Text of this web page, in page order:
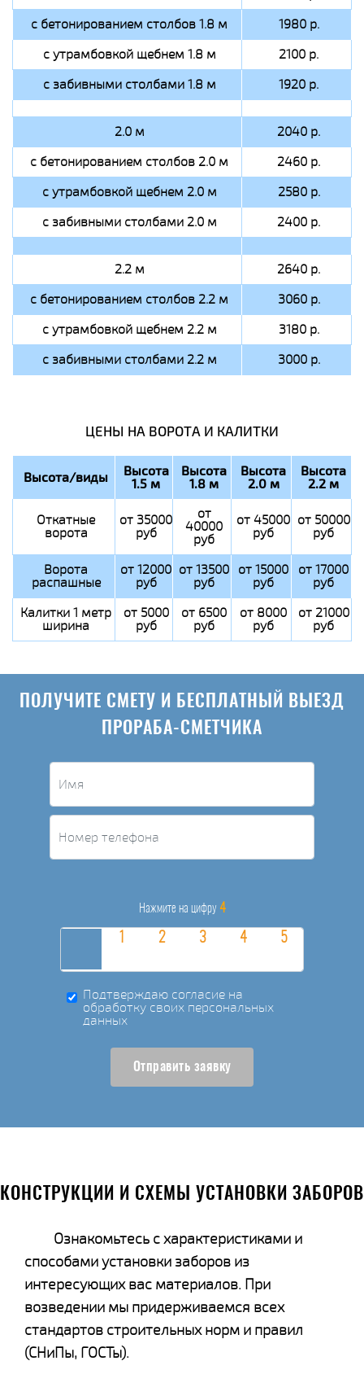
с бетонированием столбов 1.8 м
1980 р.
с утрамбовкой щебнем 1.8 м
2100 р.
с забивными столбами 1.8 м
1920 р.
2.0 м
2040 р.
с бетонированием столбов 2.0 м
2460 р.
с утрамбовкой щебнем 2.0 м
2580 р.
с забивными столбами 2.0 м
2400 р.
2.2 м
2640 р.
с бетонированием столбов 2.2 м
3060 р.
с утрамбовкой щебнем 2.2 м
3180 р.
с забивными столбами 2.2 м
3000 р.
ЦЕНЫ НА ВОРОТА И КАЛИТКИ
Высота/виды Высота
1.5 м
Высота
1.8 м
Высота
2.0 м
Высота
2.2 м
Откатные
ворота
от 35000
руб
от
40000
руб
от 45000
руб
от 50000
руб
Ворота
распашные
от 12000
руб
от 13500
руб
от 15000
руб
от 17000
руб
Калитки 1 метр
ширина
от 5000
руб
от 6500
руб
от 8000
руб
от 21000
руб
ПОЛУЧИТЕ СМЕТУ И БЕСПЛАТНЫЙ ВЫЕЗД
ПРОРАБА-СМЕТЧИКА
Нажмите на цифру 4
Подтверждаю согласие на
обработку своих персональных
данных
Отправить заявку
КОНСТРУКЦИИ И СХЕМЫ УСТАНОВКИ ЗАБОРОВ
Ознакомьтесь с характеристиками и
способами установки заборов из
интересующих вас материалов. При
возведении мы придерживаемся всех
стандартов строительных норм и правил
(СНиПы, ГОСТы).